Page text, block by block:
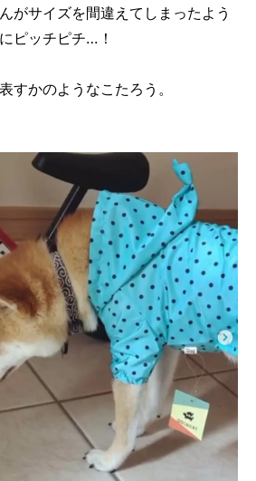
がサイズを間違えてしまったよう
ピッチピチ…！
すかのようなこたろう。